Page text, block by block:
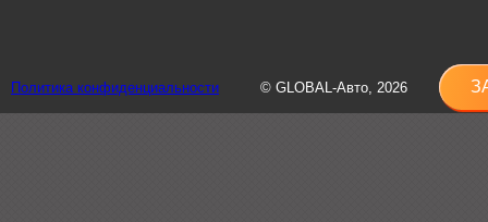
Политика конфиденциальности © GLOBAL-Авто, 2026